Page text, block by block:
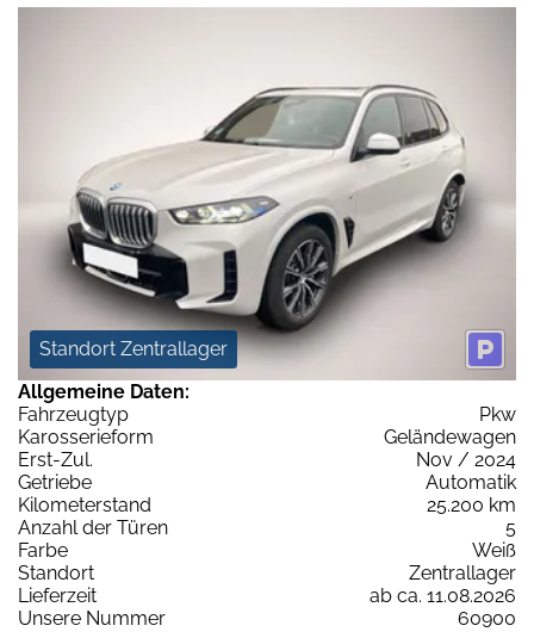
Standort Zentrallager
Allgemeine Daten:
Fahrzeugtyp
Pkw
Karosserieform
Geländewagen
Erst-Zul.
Nov / 2024
Getriebe
Automatik
Kilometerstand
25.200 km
Anzahl der Türen
5
Farbe
Weiß
Standort
Zentrallager
Lieferzeit
ab ca. 11.08.2026
Unsere Nummer
60900